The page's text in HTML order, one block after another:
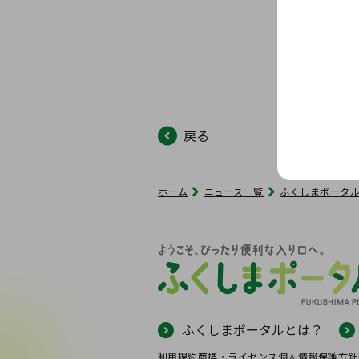
戻る
ホーム ニュース一覧 ふくしまポータ
ふくしまポータルとは？
利用規約商標・ライセンス個人情報保護方針